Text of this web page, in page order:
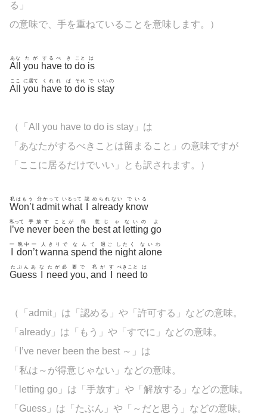
る」
の意味で、手を重ねていることを意味します。）
All
あな
you
たが
have
するべ
to
き
do
こと
is
は
All
ここ
you
に居て
have
くれれ
to
ば
do
それ
is
で
stay
いいの
（「All you have to do is stay」は
「あなたがするべきことは留まること」の意味ですが
「ここに居るだけでいい」とも訳されます。）
Won’t
私はもう
admit
分かって
what
いるって 認
already
められない
know
でいる
I’ve
私って
never
手放す
been
ことが
the
得
best
意じ
at
ゃ
letting
ないの
go
よ
一
don’t
晩中一
wanna
人きりで
spend
なんて
the
過ご
night
したく
alone
ないわ
Guess
たぶんあ な
need
たが必
you
要で
, and
私が す
need
べきこと
to
は
（「 admit」は「認める」や「許可する」などの意味。
「 already」は「もう」や「すでに」などの意味。
「I’ve never been the best ～」は
「私は～が得意じゃない」などの意味。
「letting go」は「手放す」や「解放する」などの意味。
「Guess」は「たぶん」や「～だと思う」などの意味。